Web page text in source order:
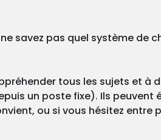
savez pas quel système
tous les sujets et à
un poste fixe). Ils
ou si vous hésitez entre